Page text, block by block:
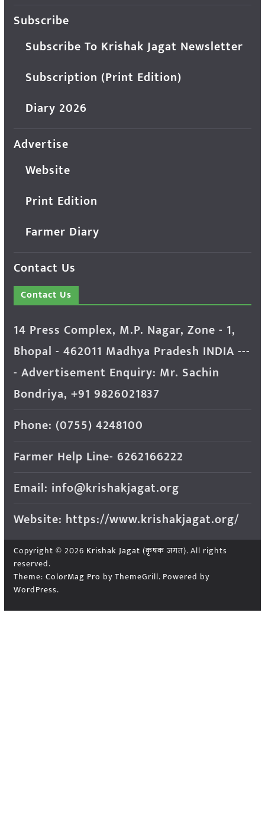
Subscribe
Subscribe To Krishak Jagat Newsletter
Subscription (Print Edition)
Diary 2026
Advertise
Website
Print Edition
Farmer Diary
Contact Us
Contact Us
14 Press Complex, M.P. Nagar, Zone - 1,
Bhopal - 462011 Madhya Pradesh INDIA ---
- Advertisement Enquiry: Mr. Sachin
Bondriya, +91 9826021837
Phone: (0755) 4248100
Farmer Help Line- 6262166222
Email: info@krishakjagat.org
Website: https://www.krishakjagat.org/
Copyright © 2026 Krishak Jagat (कृषक जगत). All rights
reserved.
Theme: ColorMag Pro by ThemeGrill. Powered by
WordPress.